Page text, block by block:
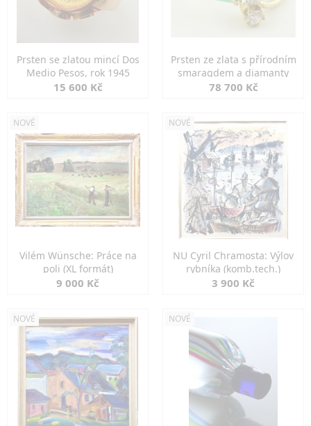
Prsten se zlatou mincí Dos
Medio Pesos, rok 1945
15 600 Kč
Prsten ze zlata s přírodním
smaragdem a diamanty
78 700 Kč
NOVÉ
Vilém Wünsche: Práce na
poli (XL formát)
9 000 Kč
NOVÉ
NU Cyril Chramosta: Výlov
rybníka (komb.tech.)
3 900 Kč
NOVÉ NOVÉ